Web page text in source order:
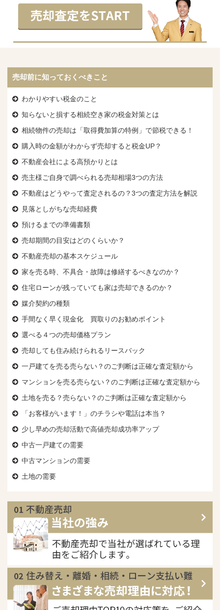
売却前に知っておくべきこと
わかりやすい税金のこと
知らないと損する相続空き家の税金対策とは
相続物件の売却は「取得費加算の特例」で節税できる！
購入時の金額がわからず売却すると税金UP？
不動産会社による高預かりとは
売主様ご自身で調べられる売却相場3つの方法
不動産はどうやって査定されるの？3つの査定方法を解説
見落としがちな売却経費
預けるまでの準備書類
売却期間の目安はどのくらいか？
不動産売却の基本スケジュール
家を売る時、不具合・故障は修繕するべきなのか？
住宅ローンが残っていても家は売却できるのか？
媒介契約の種類
手間なく早く現金化 買取りのお勧めポイント
選べる４つの売却価格プラン
売却しても住み続けられるリースバック
一戸建てを売る売らない？のご判断は正確な査定額から
マンションを売る売らない？のご判断は正確な査定額から
土地を売る？売らない？のご判断は正確な査定額から
「お客様がいます！」のチラシや電話は本当？
少し早めの売却活動で高値売却成功率アップ
中古一戸建ての需要
中古マンションの需要
土地の需要